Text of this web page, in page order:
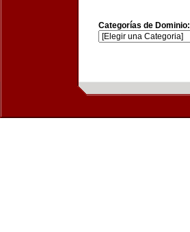
Categorías de Dominio: